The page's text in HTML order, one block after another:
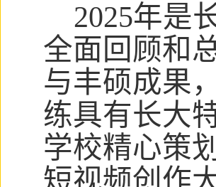
2025年是
全面回顾和
与丰硕成果
练具有长大
学校精心策